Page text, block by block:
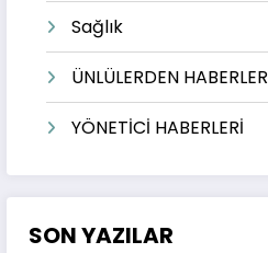
Sağlık
ÜNLÜLERDEN HABERLER
YÖNETİCİ HABERLERİ
SON YAZILAR